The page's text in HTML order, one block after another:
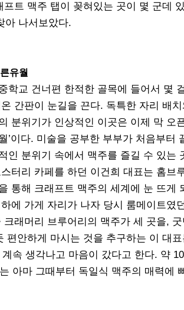
트 맥주 탭이 꽂혀있는 곳이 몇 군데
아 나서보았다.
유월
학교 건너편 한적한 골목에 들어서 몇
간판이 눈길을 끈다. 독특한 자리 배
분위기가 인상적인 이곳은 이제 막 오
’이다. 미술을 공부한 부부가 처음부터
인 분위기 속에서 맥주를 즐길 수 있는
터리 카페를 하던 이건희 대표는 홈브
통해 크래프트 맥주의 세계에 눈 뜨게
에 가게 자리가 나자 당시 룸메이트였
크래머리 브루어리의 맥주가 세 곳을,
안하게 마시는 것을 추구하는 이 대
속 생각나고 마음이 갔다고 한다. 약
아마 그때부터 독일식 맥주의 매력에